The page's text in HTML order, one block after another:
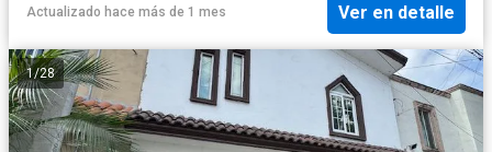
Actualizado hace más de 1 mes Ver en detalle
1/28